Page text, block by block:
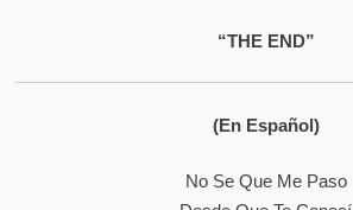
“THE END”
(En Español)
No Se Que Me Paso